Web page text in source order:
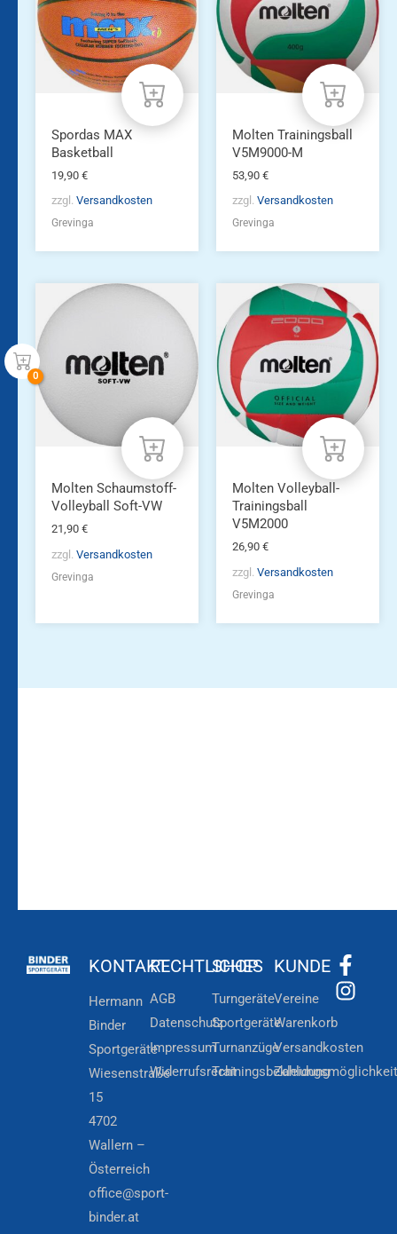
Spordas MAX
Basketball
19,90 €
zzgl. Versandkosten
Grevinga
Molten Trainingsball
V5M9000-M
53,90 €
zzgl. Versandkosten
Grevinga
Molten Schaumstoff-
Volleyball Soft-VW
21,90 €
zzgl. Versandkosten
Grevinga
Molten Volleyball-
Trainingsball
V5M2000
26,90 €
zzgl. Versandkosten
Grevinga
KONTAKT
Hermann
Binder
Sportgeräte
Wiesenstraße
15
4702
Wallern –
Österreich
office@sport-
binder.at
RECHTLICHES
AGB
Datenschutz
Impressum
Widerrufsrecht
SHOP
Turngeräte
Sportgeräte
Turnanzüge
Trainingsbekleidung
KUNDE
Vereine
Warenkorb
Versandkosten